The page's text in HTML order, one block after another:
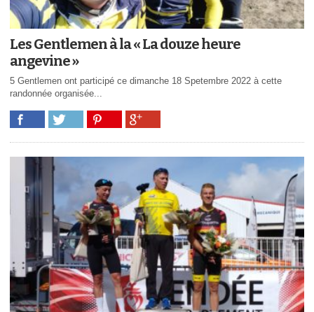
Les Gentlemen à la « La douze heure
angevine »
5 Gentlemen ont participé ce dimanche 18 Spetembre 2022 à cette
randonnée organisée...